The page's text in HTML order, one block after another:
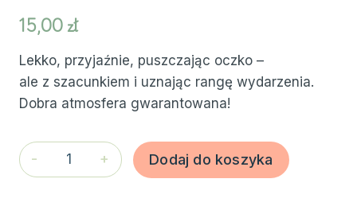
15,00zł
Lekko, przyjaźnie, puszczając oczko –
ale z szacunkiem i uznając rangę wydarzenia.
Dobra atmosfera gwarantowana!
ilość
Scenariusz
Dodaj do koszyka